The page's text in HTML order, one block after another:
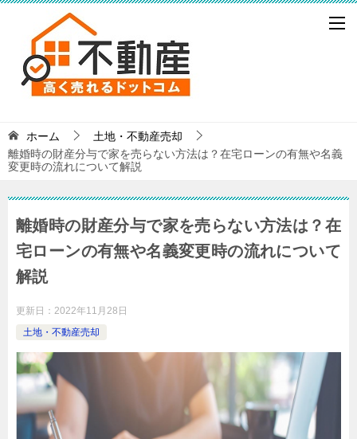
ホーム
土地・不動産売却
離婚時の財産分与で家を売らない方法は？在宅ローンの有無や名義
変更時の流れについて解説
離婚時の財産分与で家を売らない方法は？在
宅ローンの有無や名義変更時の流れについて
解説
更新日： 2022年11月28日
土地・不動産売却